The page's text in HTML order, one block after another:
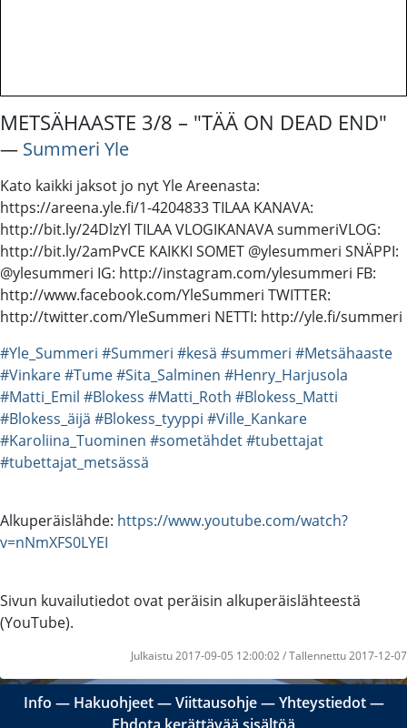
METSÄHAASTE 3/8 – "TÄÄ ON DEAD END"
― Summeri Yle
Kato kaikki jaksot jo nyt Yle Areenasta:
https://areena.yle.fi/1-4204833 TILAA KANAVA:
http://bit.ly/24DlzYl TILAA VLOGIKANAVA summeriVLOG:
http://bit.ly/2amPvCE KAIKKI SOMET @ylesummeri SNÄPPI:
@ylesummeri IG: http://instagram.com/ylesummeri FB:
http://www.facebook.com/YleSummeri TWITTER:
http://twitter.com/YleSummeri NETTI: http://yle.fi/summeri
#Yle_Summeri #Summeri #kesä #summeri #Metsähaaste
#Vinkare#Tume#Sita_Salminen #Henry_Harjusola
#Matti_Emil #Blokess #Matti_Roth #Blokess_Matti
#Blokess_äijä #Blokess_tyyppi #Ville_Kankare
#Karoliina_Tuominen #sometähdet#tubettajat
#tubettajat_metsässä
Alkuperäislähde: https://www.youtube.com/watch?
v=nNmXFS0LYEI
Sivun kuvailutiedot ovat peräisin alkuperäislähteestä
(YouTube).
Julkaistu 2017-09-05 12:00:02 / Tallennettu 2017-12-07
Info ― Hakuohjeet―Viittausohje―Yhteystiedot―